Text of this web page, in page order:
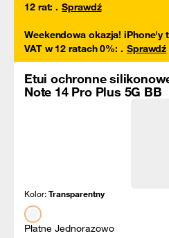
12 rat: . Sprawdź
Weekendowa okazja! iPhone'y
VAT w 12 ratach 0%: . Sprawdź
Etui ochronne
Note 14 Pro Plus 5G BB
Kolor:Transparentny
Płatne Jednorazowo